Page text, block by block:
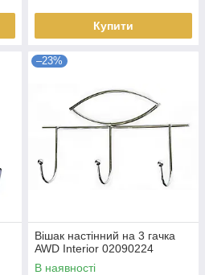
Купити
–23%
Вішак настінний на 3 гачка
AWD Interior 02090224
В наявності